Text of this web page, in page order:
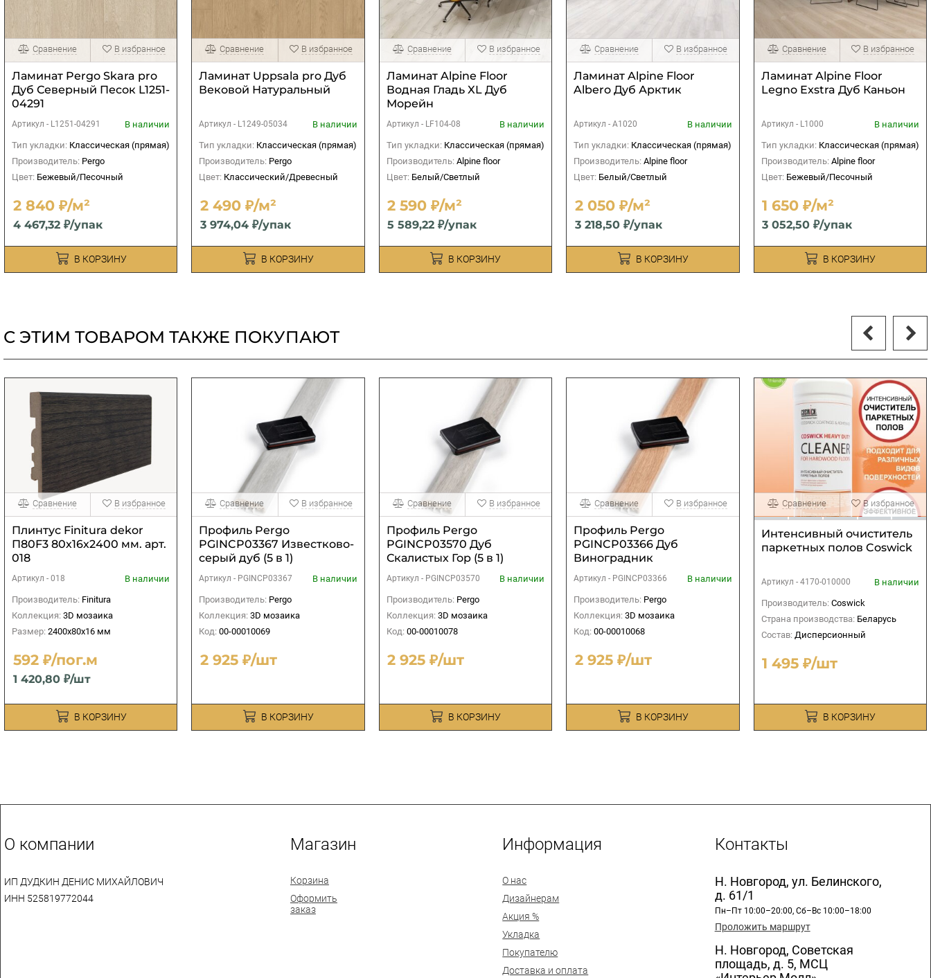
Ламинат Pergo Skara pro
Дуб Северный Песок L1251-
04291
Артикул - L1251-04291
В наличии
Тип укладки: Классическая (прямая)
Производитель: Pergo
Цвет: Бежевый/Песочный
2 840 ₽/м²
4 467,32 ₽/упак
В КОРЗИНУ
Сравнение В избранное
Ламинат Uppsala pro Дуб
Вековой Натуральный
Артикул - L1249-05034
В наличии
Тип укладки: Классическая (прямая)
Производитель: Pergo
Цвет: Классический/Древесный
2 490 ₽/м²
3 974,04 ₽/упак
В КОРЗИНУ
Сравнение В избранное
Ламинат Alpine Floor
Водная Гладь XL Дуб
Морейн
Артикул - LF104-08
В наличии
Тип укладки: Классическая (прямая)
Производитель: Alpine floor
Цвет: Белый/Светлый
2 590 ₽/м²
5 589,22 ₽/упак
В КОРЗИНУ
Сравнение В избранное
Ламинат Alpine Floor
Albero Дуб Арктик
Артикул -А1020
В наличии
Тип укладки: Классическая (прямая)
Производитель: Alpine floor
Цвет: Белый/Светлый
2 050 ₽/м²
3 218,50 ₽/упак
В КОРЗИНУ
Сравнение В избранное
Ламинат Alpine Floor
Legno Exstra Дуб Каньон
Артикул - L1000
В наличии
Тип укладки: Классическая (прямая)
Производитель: Alpine floor
Цвет: Бежевый/Песочный
1 650 ₽/м²
3 052,50 ₽/упак
В КОРЗИНУ
Сравнение В избранное
С ЭТИМ ТОВАРОМ ТАКЖЕ ПОКУПАЮТ
Плинтус Finitura dekor
П80F3 80х16х2400 мм. арт.
018
Артикул - 018
В наличии
Производитель: Finitura
Коллекция: 3D мозаика
Размер: 2400х80х16 мм
592 ₽/пог.м
1 420,80 ₽/шт
В КОРЗИНУ
Сравнение В избранное
Профиль Pergo
PGINCP03367 Известково-
серый дуб (5 в 1)
Артикул - PGINCP03367
В наличии
Производитель: Pergo
Коллекция: 3D мозаика
Код: 00-00010069
2 925 ₽/шт
В КОРЗИНУ
Сравнение В избранное
Профиль Pergo
PGINCP03570 Дуб
Скалистых Гор (5 в 1)
Артикул - PGINCP03570
В наличии
Производитель: Pergo
Коллекция: 3D мозаика
Код: 00-00010078
2 925 ₽/шт
В КОРЗИНУ
Сравнение В избранное
Профиль Pergo
PGINCP03366 Дуб
Виноградник
Артикул - PGINCP03366
В наличии
Производитель: Pergo
Коллекция: 3D мозаика
Код: 00-00010068
2 925 ₽/шт
В КОРЗИНУ
Сравнение В избранное
Интенсивный очиститель
паркетных полов Coswick
Артикул - 4170-010000
В наличии
Производитель: Coswick
Страна производства: Беларусь
Состав: Дисперсионный
1 495 ₽/шт
В КОРЗИНУ
Сравнение В избранное
О компании
ИП ДУДКИН ДЕНИС МИХАЙЛОВИЧ
ИНН 525819772044
Магазин
Корзина
Оформить
заказ
Информация
О нас
Дизайнерам
Акция %
Укладка
Покупателю
Доставка и оплата
Контакты
Н. Новгород, ул. Белинского,
д. 61/1
Пн–Пт 10:00–20:00, Сб–Вс 10:00–18:00
Проложить маршрут
Н. Новгород, Советская
площадь, д. 5, МСЦ